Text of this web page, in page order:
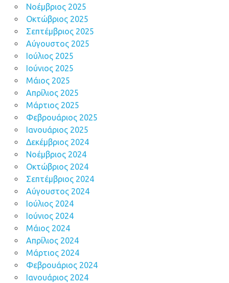
Νοέμβριος 2025
Οκτώβριος 2025
Σεπτέμβριος 2025
Αύγουστος 2025
Ιούλιος 2025
Ιούνιος 2025
Μάιος 2025
Απρίλιος 2025
Μάρτιος 2025
Φεβρουάριος 2025
Ιανουάριος 2025
Δεκέμβριος 2024
Νοέμβριος 2024
Οκτώβριος 2024
Σεπτέμβριος 2024
Αύγουστος 2024
Ιούλιος 2024
Ιούνιος 2024
Μάιος 2024
Απρίλιος 2024
Μάρτιος 2024
Φεβρουάριος 2024
Ιανουάριος 2024